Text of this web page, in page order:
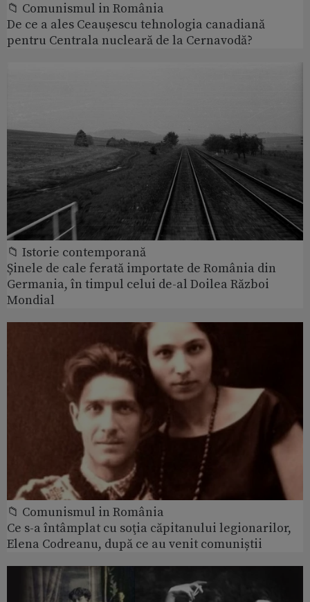
📁 Comunismul in România
De ce a ales Ceaușescu tehnologia canadiană
pentru Centrala nucleară de la Cernavodă?
📁 Istorie contemporană
Șinele de cale ferată importate de România din
Germania, în timpul celui de-al Doilea Război
Mondial
📁 Comunismul in România
Ce s-a întâmplat cu soţia căpitanului legionarilor,
Elena Codreanu, după ce au venit comuniștii